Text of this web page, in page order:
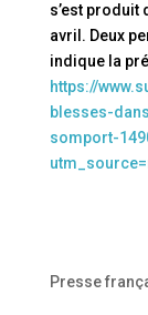
s’est produit
avril. Deux
indique la
https://
blesses-
somport-
Presse